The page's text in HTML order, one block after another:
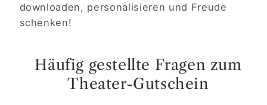
downloaden, personalisieren und Freude
schenken!
Häufig gestellte Fragen zum
Theater-Gutschein